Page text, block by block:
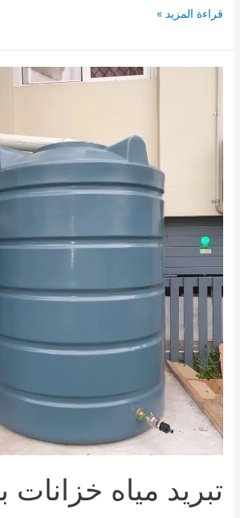
صيانة
مياه
قراءة المزيد »
تبريد مياه خزانات